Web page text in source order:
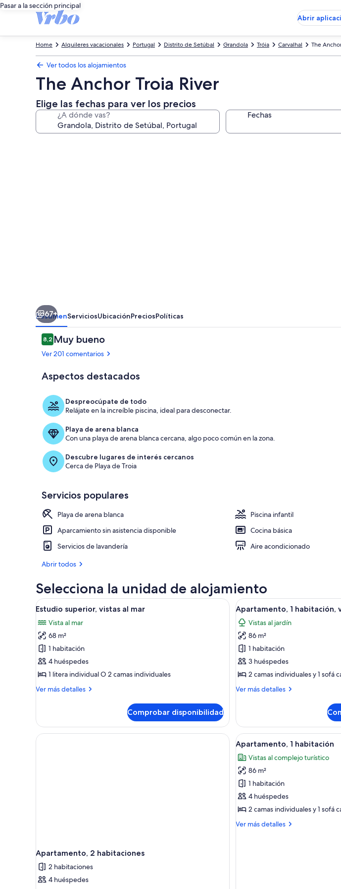
Pasar a la sección principal
Abrir
The
Carvalhal
Tróia
Grandola
Distrito de Setúbal
Portugal
Alquileres vacacionales
Home
Ver todos los alojamientos
The Anchor Troia River
Elige las fechas para ver los precios
¿A dónde vas? Fechas
67+
ResumenServiciosUbicaciónPreciosPolíticas
Comentarios
8,28,2 de 10
Muy bueno
Ver 201 comentarios
Aspectos destacados
Despreocúpate de todo
Relájate en la increíble piscina, ideal para desconectar.
Playa de arena blanca
Con una playa de arena blanca cercana, algo poco común en la zona.
Descubre lugares de interés cercanos
Cerca de Playa de Troia
Servicios populares
Playa de arena blanca
Piscina infantil
Aparcamiento sin asistencia disponible
Cocina básica
Servicios de lavandería
Aire acondicionado
Abrir todos
Selecciona la unidad de alojamiento
Abrir
todas
las
fotos
de
Estudio
superior,
al
Una cocina moderna con armarios blancos, microondas y un
8
Estudio superior, vistas al mar
Vista al mar
68 m²
1 habitación
4 huéspedes
1 litera individual O 2 camas individuales
Ver más detalles
Más
superior,
vistas
al
Comprobar disponibilidad
Abrir
todas
las
fotos
de
Apartamento,
1
vistas
mar
7
Apartamento, 1 habitación,
Vistas al jardín
86 m²
1 habitación
3 huéspedes
2 camas individuales y 1 sofá
Ver más detalles
Más
1
habitación,
vistas
parciales
al
mar
Apartamento, 2 habitaciones
2 habitaciones
4 huéspedes
Abrir
todas
las
fotos
de
Apartamento,
1
7
Apartamento, 1 habitación
Vistas al complejo turístico
86 m²
1 habitación
4 huéspedes
2 camas individuales y 1 sofá
Ver más detalles
Más